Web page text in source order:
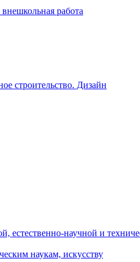
работа
строительство. Дизайн
естественно-научной и
наукам, искусству